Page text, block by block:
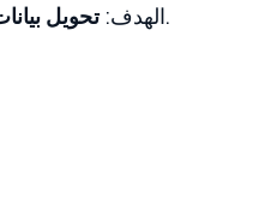
الهدف:تحويل ، بدلاً من أن تبقى الأرقام محبوسة في التقارير.